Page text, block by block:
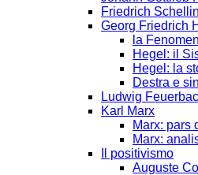
Friedrich
Georg Friedrich
la
Hegel: il
Hegel: la
Destra e
Ludwig
Karl Marx
Marx: pars
Marx:
Il positivismo
Auguste